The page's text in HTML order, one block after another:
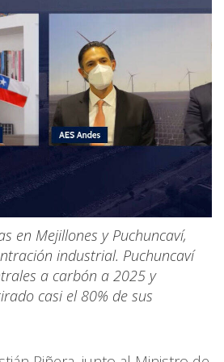
en Mejillones y Puchuncaví,
industrial. Puchuncaví
a carbón a 2025 y
casi el 80% de sus